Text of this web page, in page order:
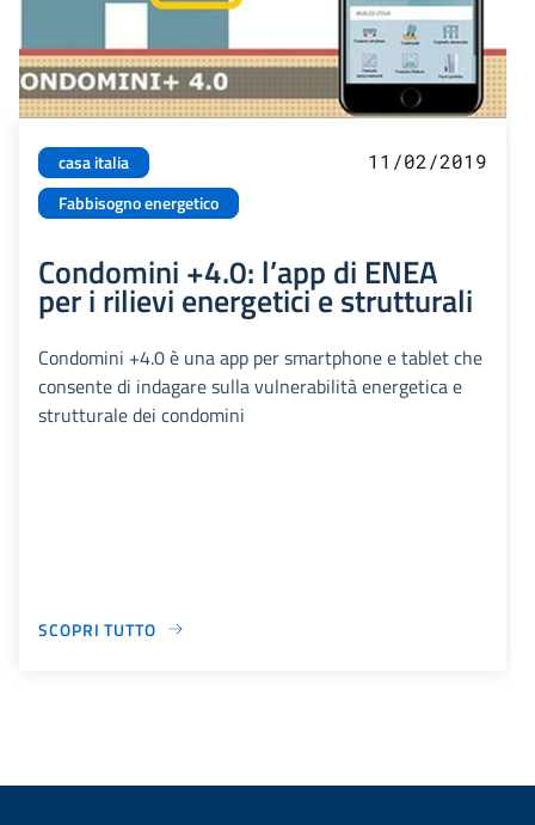
casa italia
Fabbisogno energetico
11/02/2019
Condomini +4.0: l’app di ENEA
per i rilievi energetici e strutturali
Condomini +4.0 è una app per smartphone e tablet che
consente di indagare sulla vulnerabilità energetica e
strutturale dei condomini
SCOPRI TUTTO